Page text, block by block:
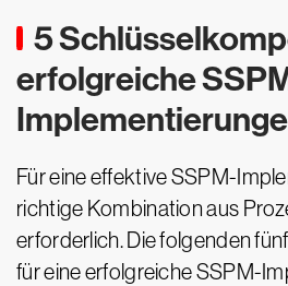
5
erfolgreiche
Für eine effektive SSPM-
richtige Kombination aus
erforderlich. Die folgenden
für eine erfolgreiche SSPM-